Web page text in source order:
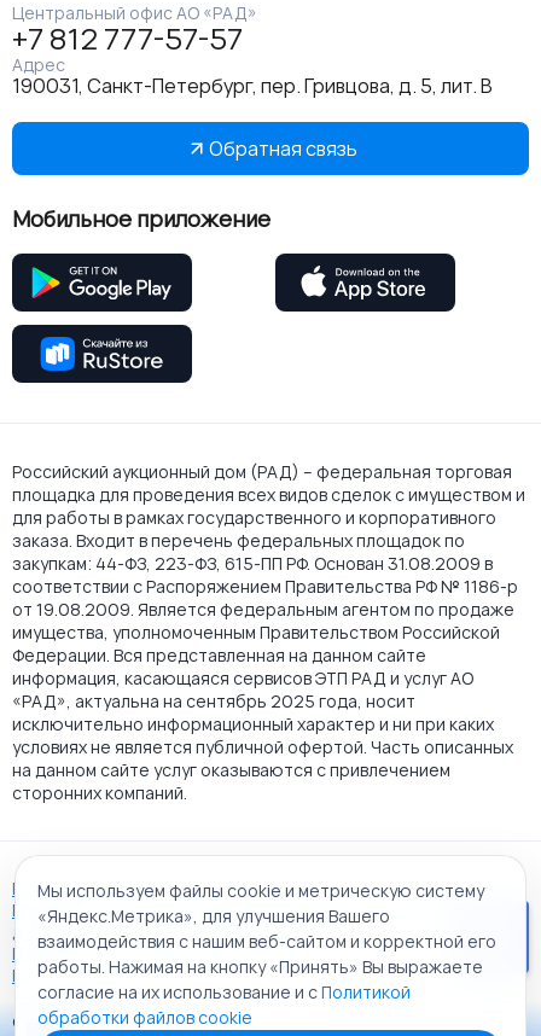
Центральный офис АО «РАД»
+7 812 777-57-57
Адрес
190031, Санкт-Петербург, пер. Гривцова, д. 5, лит. В
Обратная связь
Мобильное приложение
Российский аукционный дом (РАД) – федеральная торговая
площадка для проведения всех видов сделок с имуществом и
для работы в рамках государственного и корпоративного
заказа. Входит в перечень федеральных площадок по
закупкам: 44-ФЗ, 223-ФЗ, 615-ПП РФ. Основан 31.08.2009 в
соответствии с Распоряжением Правительства РФ № 1186-р
от 19.08.2009. Является федеральным агентом по продаже
имущества, уполномоченным Правительством Российской
Федерации. Вся представленная на данном сайте
информация, касающаяся сервисов ЭТП РАД и услуг АО
«РАД», актуальна на сентябрь 2025 года, носит
исключительно информационный характер и ни при каких
условиях не является публичной офертой. Часть описанных
на данном сайте услуг оказываются с привлечением
сторонних компаний.
Пользовательское соглашение
Политика АО "РАД" в отношении обработки персональных
данных
Политика обработки файлов cookie
Карта сайта
© 2009 - 2026 АО «Российский аукционный дом»
Мы используем файлы cookie и метрическую систему
«Яндекс.Метрика», для улучшения Вашего
взаимодействия с нашим веб-сайтом и корректной его
работы. Нажимая на кнопку «Принять» Вы выражаете
согласие на их использование и сПолитикой
обработки файлов cookie